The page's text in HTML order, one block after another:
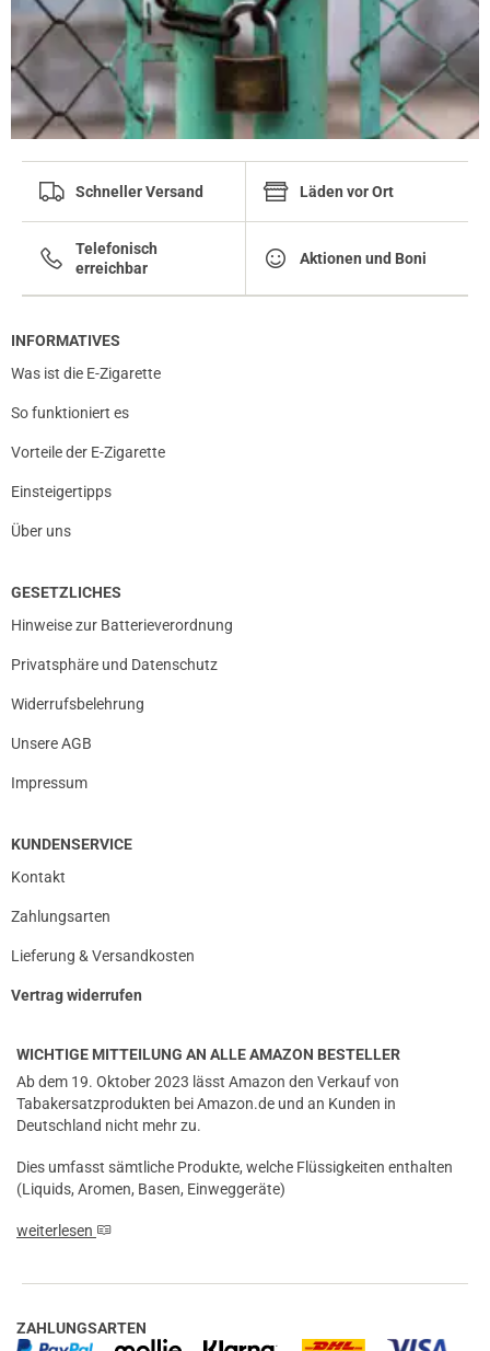
Schneller Versand Läden vor Ort
Telefonisch
erreichbar
Aktionen und Boni
INFORMATIVES
Was ist die E-Zigarette
So funktioniert es
Vorteile der E-Zigarette
Einsteigertipps
Über uns
GESETZLICHES
Hinweise zur Batterieverordnung
Privatsphäre und Datenschutz
Widerrufsbelehrung
Unsere AGB
Impressum
KUNDENSERVICE
Kontakt
Zahlungsarten
Lieferung & Versandkosten
Vertrag widerrufen
WICHTIGE MITTEILUNG AN ALLE AMAZON BESTELLER
Ab dem 19. Oktober 2023 lässt Amazon den Verkauf von
Tabakersatzprodukten bei Amazon.de und an Kunden in
Deutschland nicht mehr zu.
Dies umfasst sämtliche Produkte, welche Flüssigkeiten enthalten
(Liquids, Aromen, Basen, Einweggeräte)
weiterlesen
ZAHLUNGSARTEN